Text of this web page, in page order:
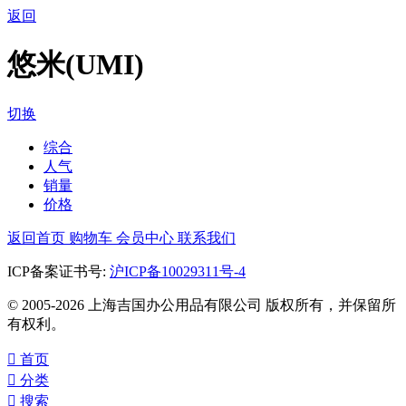
返回
悠米(UMI)
切换
综合
人气
销量
价格
返回首页 购物车 会员中心 联系我们
ICP备案证书号: 沪ICP备10029311号-4
© 2005-2026 上海吉国办公用品有限公司 版权所有，并保留所
有权利。
 首页
 分类
 搜索